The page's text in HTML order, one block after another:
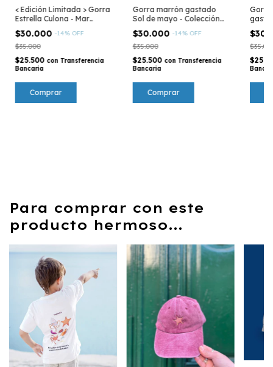
< Edición Limitada > Gorra
Estrella Culona - Mar
$30.000 -14% OFF
$35.000
$25.500 con Transferencia
Bancaria
Gorra marrón gastado
Sol de mayo - Colección
$30.000 -14% OFF
$35.000
$25.500 con Transferencia
Bancaria
Gorra
Para comprar con este
producto hermoso...